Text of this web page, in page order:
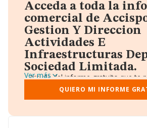
Acceda a toda la
comercial de
Gestion Y Direccion
Actividades E
Infraestructuras
Sociedad Limitada.
A través del informe gratuito que te
desde Einforma, donde vas a
Datos identificativos:
Teléfono, Domicilio.
Gráficos de Evolución Ventas y
Ver más
QUIERO MI INFORME